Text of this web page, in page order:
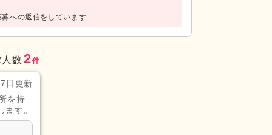
募への返信をしています
人数 2件
日更新
を持
す。